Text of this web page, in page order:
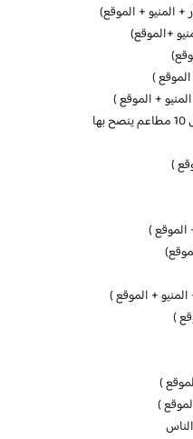
المنيو + الموقع)
+الموقع)
)
+ الموقع )
)
الموقع )
+ الموقع )
)
)
)